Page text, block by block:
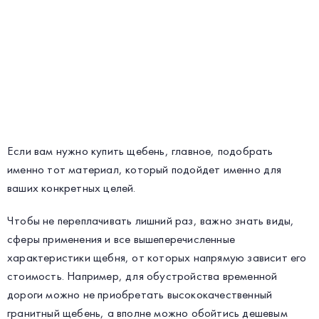
Если вам нужно купить щебень, главное, подобрать
именно тот материал, который подойдет именно для
ваших конкретных целей.
Чтобы не переплачивать лишний раз, важно знать виды,
сферы применения и все вышеперечисленные
характеристики щебня, от которых напрямую зависит его
стоимость. Например, для обустройства временной
дороги можно не приобретать высококачественный
гранитный щебень, а вполне можно обойтись дешевым